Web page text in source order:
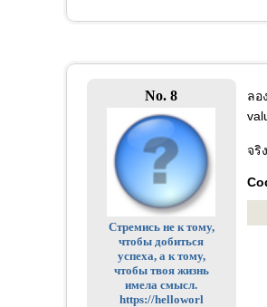
No. 8
Стремись не к тому,
чтобы добиться
успеха, а к тому,
чтобы твоя жизнь
имела смысл.
https://helloworl
ลอ
จริ